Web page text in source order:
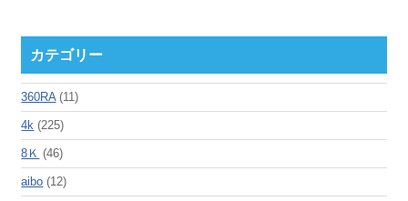
カテゴリー
360RA(11)
4k (225)
8Ｋ (46)
aibo (12)